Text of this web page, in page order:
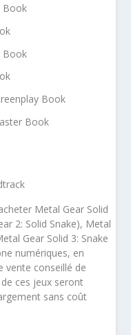
Book
Book
Book
Book
Metal Gear Solid
2: Solid Snake), Metal
Gear Solid 3: Snake
numériques, en
vente conseillé de
ces jeux seront
sans coût